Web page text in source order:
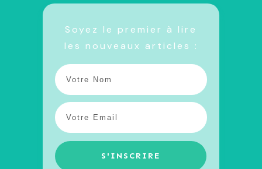
Soyez le premier à lire
les nouveaux articles :
S'INSCRIRE